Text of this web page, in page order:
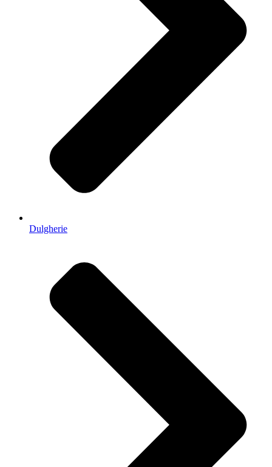
Dulgherie